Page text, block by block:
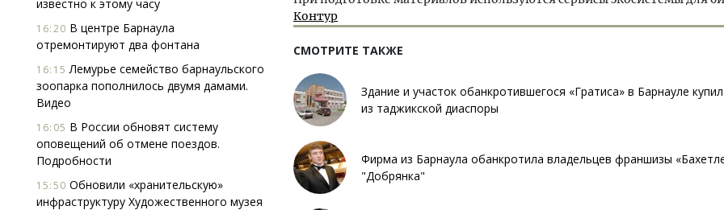
известно к этому часу
16:20 В центре Барнаула
отремонтируют два фонтана
16:15 Лемурье семейство барнаульского
зоопарка пополнилось двумя дамами.
Видео
16:05 В России обновят систему
оповещений об отмене поездов.
Подробности
15:50 Обновили «хранительскую»
инфраструктуру Художественного музея
Контур
СМОТРИТЕ ТАКЖЕ
Здание и участок обанкротившегося «Гратиса» в Барнауле
из таджикской диаспоры
Фирма из Барнаула обанкротила владельцев франшизы
"Добрянка"